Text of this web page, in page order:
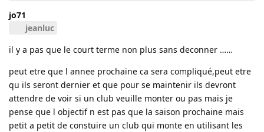
jo71
jeanluc
il y a pas que le court terme non plus sans deconner ……
peut etre que l annee prochaine ca sera compliqué,peut etre
qu ils seront dernier et que pour se maintenir ils devront
attendre de voir si un club veuille monter ou pas mais je
pense que l objectif n est pas que la saison prochaine mais
petit a petit de constuire un club qui monte en utilisant les